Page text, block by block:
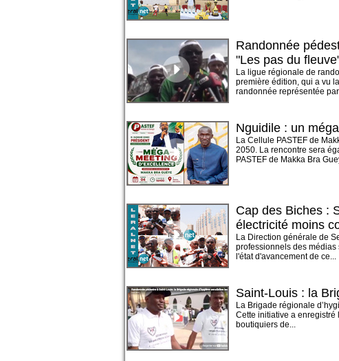
Randonnée
"Les pas du
La ligue régionale de
première édition, qui a vu
randonnée représentée
Nguidile : un
La Cellule PASTEF de
2050. La rencontre sera
PASTEF de Makka Bra
Cap des Biches :
électricité moins
La Direction générale de
professionnels des médias
l'état d'avancement de ce...
Saint-Louis : la
La Brigade régionale
Cette initiative a enregistré
boutiquiers de...